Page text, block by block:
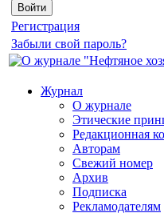
Регистрация
Забыли свой пароль?
Журнал
О журнале
Этические
Редакционная
Авторам
Свежий номер
Архив
Подписка
Рекламодателям